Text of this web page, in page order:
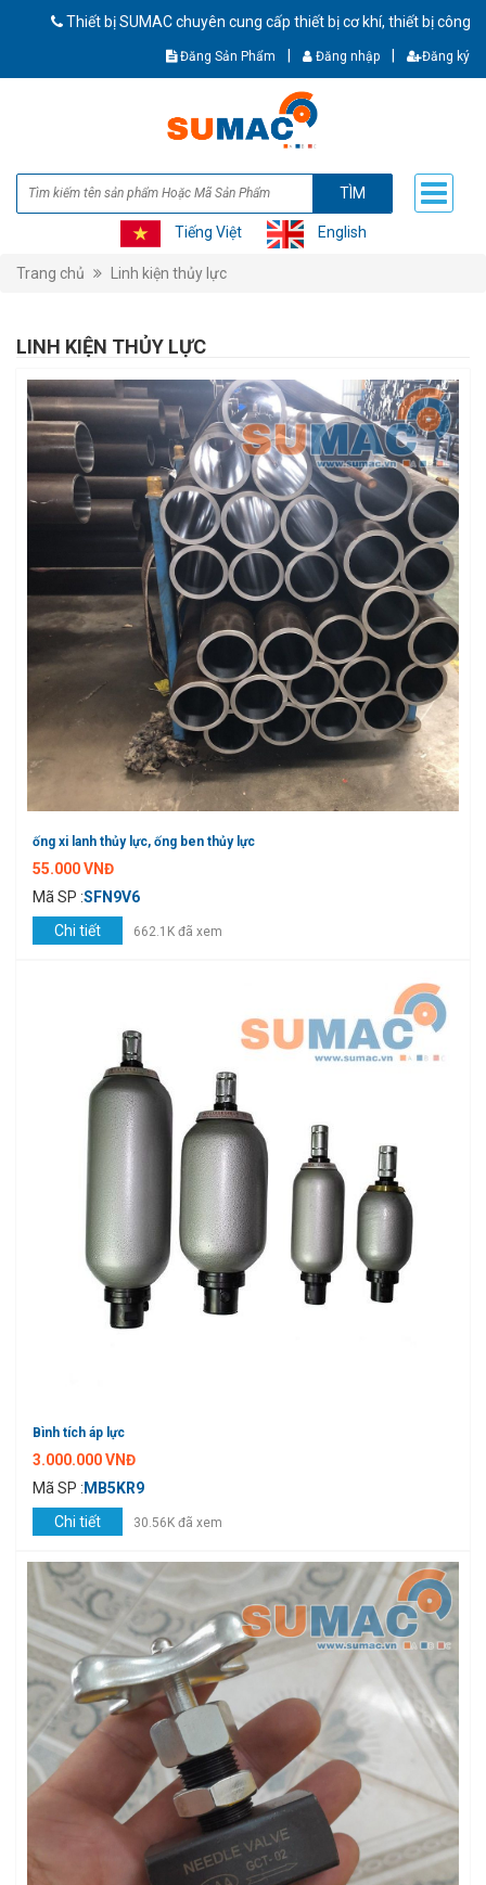
Thiết bị SUMAC chuyên cung cấp thiết bị cơ khí, thiết bị công
Đăng Sản Phẩm Đăng nhập Đăng ký
TÌM
Tiếng Việt English
Trang chủ Linh kiện thủy lực
LINH KIỆN THỦY LỰC
ống xi lanh thủy lực, ống ben thủy lực
55.000 VNĐ
Mã SP :SFN9V6
Chi tiết
662.1K đã xem
Bình tích áp lực
3.000.000 VNĐ
Mã SP : MB5KR9
Chi tiết
30.56K đã xem